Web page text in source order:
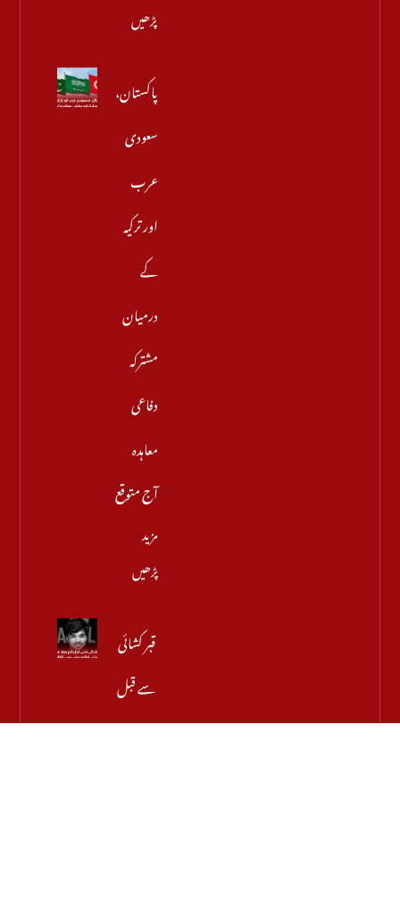
پڑھیں
پاکستان،
سعودی
عرب
اور ترکیہ
کے
درمیان
مشترکہ
دفاعی
معاہدہ
آج متوقع
مزید
پڑھیں
قبر کشائی
سے قبل
اہم